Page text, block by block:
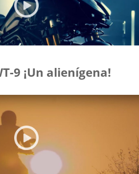
9 ¡Un alienígena!